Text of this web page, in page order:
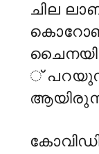
ചില